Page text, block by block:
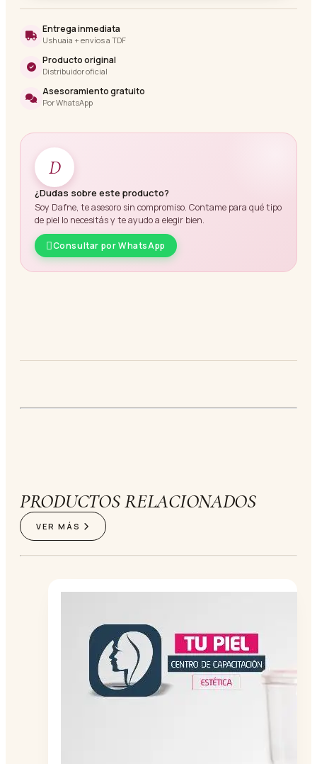
Entrega inmediata
Ushuaia + envíos a TDF
Producto original
Distribuidor oficial
Asesoramiento gratuito
Por WhatsApp
D
¿Dudas sobre este producto?
Soy Dafne, te asesoro sin compromiso. Contame para qué tipo
de piel lo necesitás y te ayudo a elegir bien.
Consultar por WhatsApp
PRODUCTOS RELACIONADOS
VER MÁS